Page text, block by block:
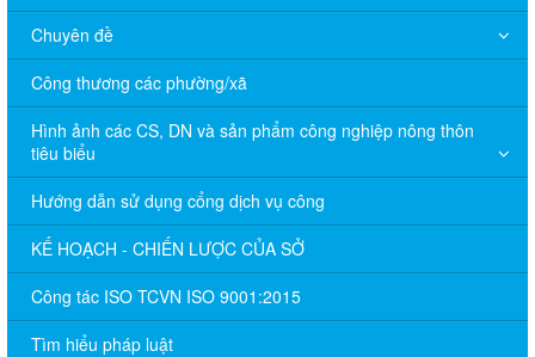
Chuyên đề
Công thương các phường/xã
Hình ảnh các CS, DN và sản phẩm công nghiệp nông thôn
tiêu biểu
Hướng dẫn sử dụng cổng dịch vụ công
KẾ HOẠCH - CHIẾN LƯỢC CỦA SỞ
Công tác ISO TCVN ISO 9001:2015
Tìm hiểu pháp luật